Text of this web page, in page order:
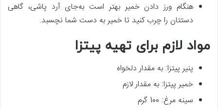
هنگام ورز دادن خمیر بهتر است به‌جای آرد پاشی، گاهی
دستتان را چرب کنید تا خمیر به دست شما نچسبد.
مواد لازم برای تهیه پیتزا
پنیر پیتزا: به مقدار دلخواه
خمیر پیتزا: به مقدار لازم
سینه مرغ: 100 گرم